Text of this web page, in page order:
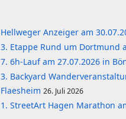
Hellweger Anzeiger am
3. Etappe Rund um Dortmund
7. 6h-Lauf am 27.07.2026 in
3. Backyard
Flaesheim 26. Juli 2026
1. StreetArt Hagen Marathon